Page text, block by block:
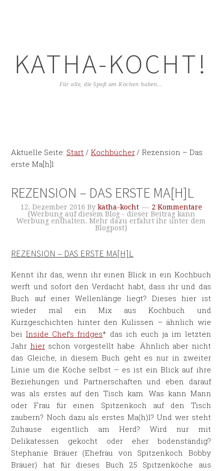
KATHA-KOCHT!
Für alle, die Spaß am Kochen haben...
Aktuelle Seite: Start / Kochbücher / Rezension – Das
erste Ma[h]l
REZENSION – DAS ERSTE MA[H]L
12. Dezember 2016 By katha-kocht
2 Kommentare
{Werbung auf diesem Blog - dieser Beitrag kann
Werbung enthalten. Mehr dazu erfahrt ihr unter dem
Blogpost}
REZENSION – DAS ERSTE MA[H]L
Kennt ihr das, wenn ihr einen Blick in ein Kochbuch
werft und sofort den Verdacht habt, dass ihr und das
Buch auf einer Wellenlänge liegt? Dieses hier ist
wieder mal ein Mix aus Kochbuch und
Kurzgeschichten hinter den Kulissen – ähnlich wie
bei Inside Chef’s fridges* das ich euch ja im letzten
Jahr hierschon vorgestellt habe. Ähnlich aber nicht
das Gleiche, in diesem Buch geht es nur in zweiter
Linie um die Köche selbst – es ist ein Blick auf ihre
Beziehungen und Partnerschaften und eben darauf
was als erstes auf den Tisch kam. Was kann Mann
oder Frau für einen Spitzenkoch auf den Tisch
zaubern? Noch dazu als erstes Ma(h)l? Und wer steht
Zuhause eigentlich am Herd? Wird nur mit
Delikatessen gekocht oder eher bodenständig?
Stephanie Bräuer (Ehefrau von Spitzenkoch Bobby
Bräuer) hat für dieses Buch 25 Spitzenköche aus